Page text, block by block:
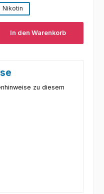
Nikotin
In den Warenkorb
zu diesem